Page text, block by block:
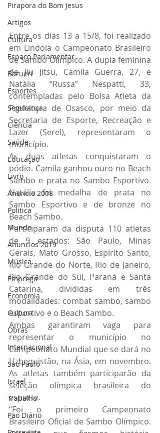
Pirapora do Bom Jesus
Artigos
Cultura
Espaço Parlamentar
Barueri
Esportes
Segurança
Ciência
Saúde
Educação
Livro
Anuncio 2018
Politica
Mundo
Anuncios 2019
Música
Emprego
Economia
Cultura
Obras
Internacional
São Paulo
Israel
Trabalho
Pão Diário
Entre os dias 13 a 15/8, foi realizado
em Lindoia o Campeonato Brasileiro
de Sambo Olímpico. A dupla feminina
de Jiu Jitsu, Camila Guerra, 27, e
Natália “Russa” Nespatti, 33,
contempladas pelo Bolsa Atleta da
Prefeitura de Osasco, por meio da
Secretaria de Esporte, Recreação e
Lazer (Serel), representaram o
município.
As duas atletas conquistaram o
pódio. Camila ganhou ouro no Beach
Sambo e prata no Sambo Esportivo.
Natália foi medalha de prata no
Sambo Esportivo e de bronze no
Beach Sambo.
Participaram da disputa 110 atletas
de 9 estados: São Paulo, Minas
Gerais, Mato Grosso, Espírito Santo,
Rio Grande do Norte, Rio de Janeiro,
Rio Grande do Sul, Paraná e Santa
Catarina, divididas em três
modalidades: combat sambo, sambo
esportivo e o Beach Sambo.
Ambas garantiram vaga para
representar o município no
Campeonato Mundial que se dará no
Uzbequistão, na Ásia, em novembro.
As atletas também participarão da
seleção olímpica brasileira do
esporte.
“Foi o primeiro Campeonato
Brasileiro Oficial de Sambo Olímpico.